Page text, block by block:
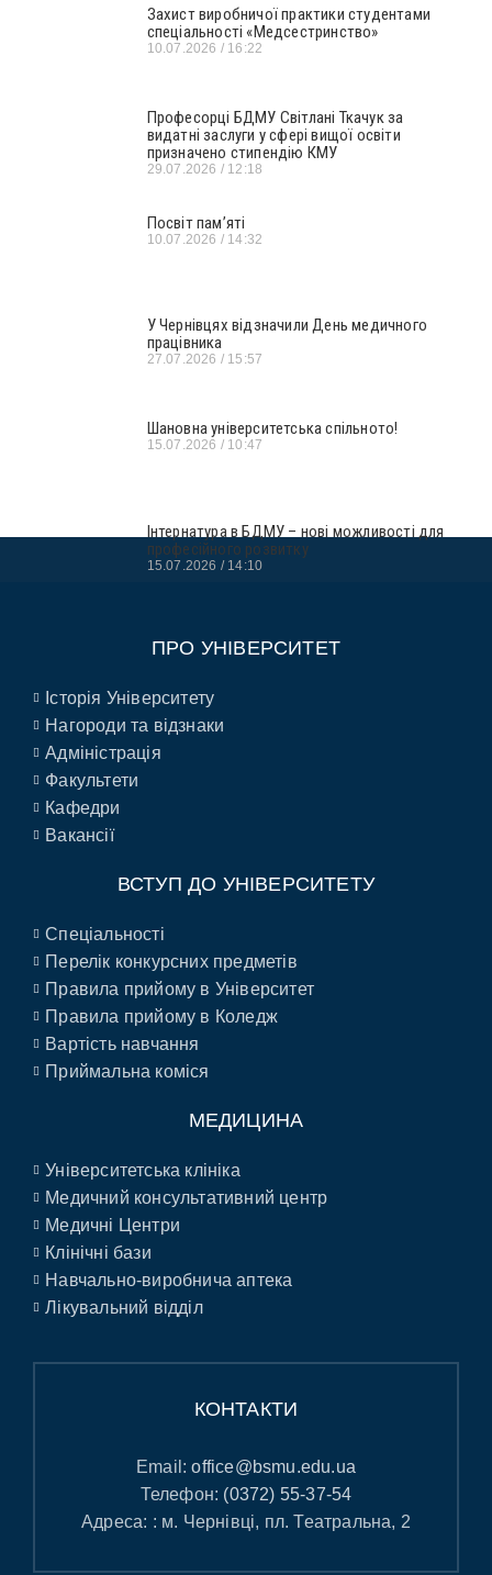
Захист виробничої практики студентами
спеціальності «Медсестринство»
10.07.2026 16:22
Професорці БДМУ Світлані Ткачук за
видатні заслуги у сфері вищої освіти
призначено стипендію КМУ
29.07.2026 12:18
Посвіт пам’яті
10.07.2026 14:32
У Чернівцях відзначили День медичного
працівника
27.07.2026 15:57
Шановна університетська спільното!
15.07.2026 10:47
Інтернатура в БДМУ – нові можливості для
професійного розвитку
15.07.2026 14:10
ПРО УНІВЕРСИТЕТ
Історія Університету
Нагороди та відзнаки
Адміністрація
Факультети
Кафедри
Вакансії
ВСТУП ДО УНІВЕРСИТЕТУ
Спеціальності
Перелік конкурсних предметів
Правила прийому в Університет
Правила прийому в Коледж
Вартість навчання
Приймальна коміся
МЕДИЦИНА
Університетська клініка
Медичний консультативний центр
Медичні Центри
Клінічні бази
Навчально-виробнича аптека
Лікувальний відділ
КОНТАКТИ
Email:office@bsmu.edu.ua
Телефон: (0372) 55-37-54
Адреса: : м. Чернівці, пл. Театральна, 2